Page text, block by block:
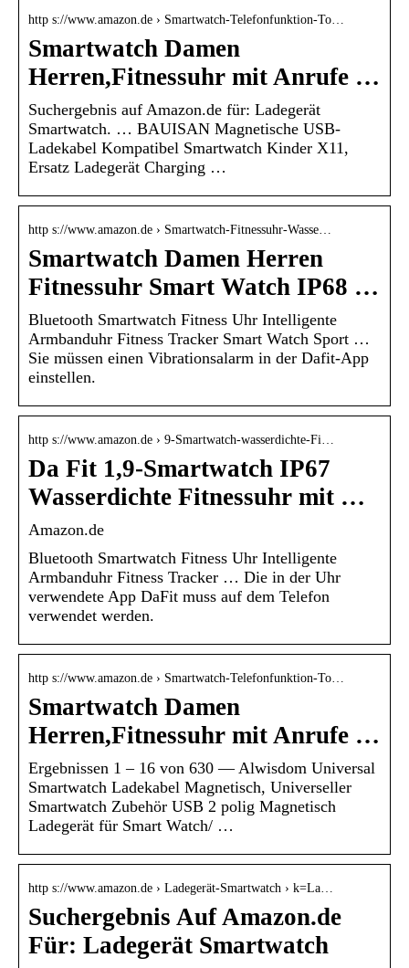
http s://www.amazon.de › Smartwatch-Telefonfunktion-To…
Smartwatch Damen
Herren,Fitnessuhr mit Anrufe …
Suchergebnis auf Amazon.de für: Ladegerät
Smartwatch. … BAUISAN Magnetische USB-
Ladekabel Kompatibel Smartwatch Kinder X11,
Ersatz Ladegerät Charging …
http s://www.amazon.de › Smartwatch-Fitnessuhr-Wasse…
Smartwatch Damen Herren
Fitnessuhr Smart Watch IP68 …
Bluetooth Smartwatch Fitness Uhr Intelligente
Armbanduhr Fitness Tracker Smart Watch Sport …
Sie müssen einen Vibrationsalarm in der Dafit-App
einstellen.
http s://www.amazon.de › 9-Smartwatch-wasserdichte-Fi…
Da Fit 1,9-Smartwatch IP67
Wasserdichte Fitnessuhr mit …
Amazon.de
Bluetooth Smartwatch Fitness Uhr Intelligente
Armbanduhr Fitness Tracker … Die in der Uhr
verwendete App DaFit muss auf dem Telefon
verwendet werden.
http s://www.amazon.de › Smartwatch-Telefonfunktion-To…
Smartwatch Damen
Herren,Fitnessuhr mit Anrufe …
Ergebnissen 1 – 16 von 630 — Alwisdom Universal
Smartwatch Ladekabel Magnetisch, Universeller
Smartwatch Zubehör USB 2 polig Magnetisch
Ladegerät für Smart Watch/ …
http s://www.amazon.de › Ladegerät-Smartwatch › k=La…
Suchergebnis Auf Amazon.de
Für: Ladegerät Smartwatch